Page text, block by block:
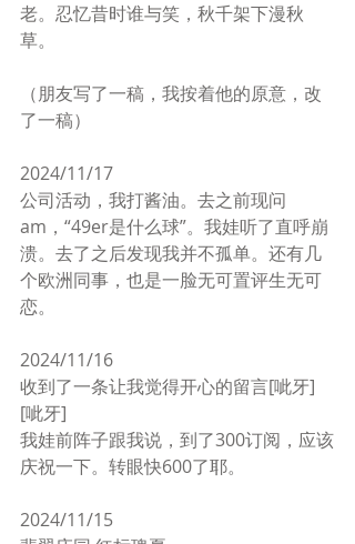
老。忍忆昔时谁与笑，秋千架下漫秋
草。
（朋友写了一稿，我按着他的原意，改
了一稿）
2024/11/17
公司活动，我打酱油。去之前现问
am，“49er是什么球”。我娃听了直呼崩
溃。去了之后发现我并不孤单。还有几
个欧洲同事，也是一脸无可置评生无可
恋。
2024/11/16
收到了一条让我觉得开心的留言[呲牙]
[呲牙]
我娃前阵子跟我说，到了300订阅，应该
庆祝一下。转眼快600了耶。
2024/11/15